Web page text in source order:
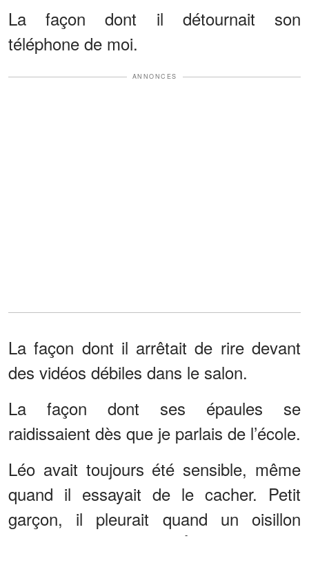
La façon dont il détournait son
téléphone de moi.
ANNONCES
La façon dont il arrêtait de rire devant
des vidéos débiles dans le salon.
La façon dont ses épaules se
raidissaient dès que je parlais de l’école.
Léo avait toujours été sensible, même
quand il essayait de le cacher. Petit
garçon, il pleurait quand un oisillon
tombait de son nid. À neuf ans, il